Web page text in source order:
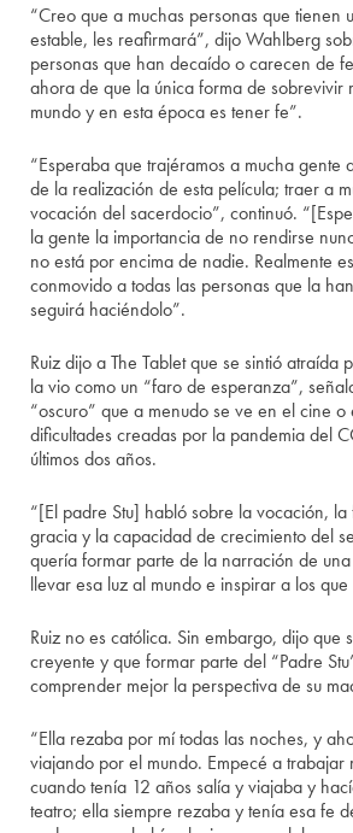
“Creo que a muchas personas que tienen
estable, les reafirmará”, dijo Wahlberg
personas que han decaído o carecen de
ahora de que la única forma de sobrevivir
mundo y en esta época es tener fe”.
“Esperaba que trajéramos a mucha gente
de la realización de esta película; traer a
vocación del sacerdocio”, continuó.
la gente la importancia de no rendirse
no está por encima de nadie. Realmente
conmovido a todas las personas que la
seguirá haciéndolo”.
Ruiz dijo a The Tablet que se sintió atraída
la vio como un “faro de esperanza”,
“oscuro” que a menudo se ve en el cine o
dificultades creadas por la pandemia del
últimos dos años.
“[El padre Stu] habló sobre la vocación,
gracia y la capacidad de crecimiento del
quería formar parte de la narración de
llevar esa luz al mundo e inspirar a los
Ruiz no es católica. Sin embargo, dijo que
creyente y que formar parte del “Padre
comprender mejor la perspectiva de su
“Ella rezaba por mí todas las noches, y
viajando por el mundo. Empecé a trabajar
cuando tenía 12 años salía y viajaba y
teatro; ella siempre rezaba y tenía esa fe